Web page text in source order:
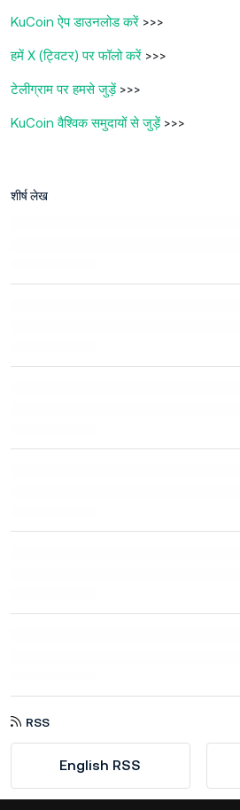
KuCoin ऐप डाउनलोड करें >>>
हमें X (ट्विटर) पर फॉलो करें >>>
टेलीग्राम पर हमसे जुड़ें>>>
KuCoin वैश्विक समुदायों से जुड़ें>>>
शीर्ष लेख
RSS
English RSS